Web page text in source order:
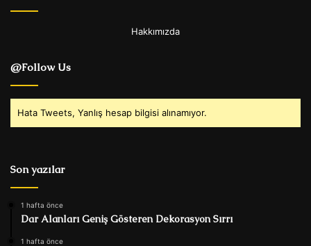
Hakkımızda
@Follow Us
Hata Tweets, Yanlış hesap bilgisi alınamıyor.
Son yazılar
1 hafta önce
Dar Alanları Geniş Gösteren Dekorasyon Sırrı
1 hafta önce